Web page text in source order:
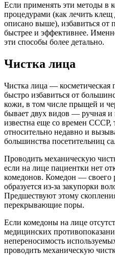
Если применять эти методы в
процедурами (как лечить
описано выше), избавиться от
быстрее и эффективнее.
эти способы более детально.
Чистка лица
Чистка лица — косметическая
быстро избавиться от
кожи, в том числе прыщей и
бывает двух видов — ручная и
известна еще со времен СССР,
относительно недавно и
большинства посетительниц
Проводить механическую
если на лице пациентки нет
комедонов. Комедон — своего
образуется из-за закупорки
Предшествуют этому
перекрывающие поры.
Если комедоны на лице
медицинских
непереносимость
проводить механическую